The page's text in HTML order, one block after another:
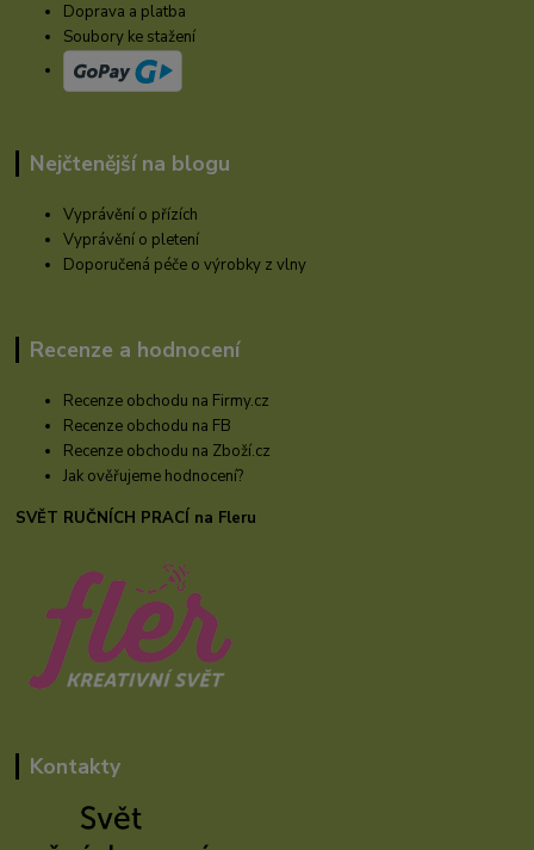
Doprava a platba
Soubory ke stažení
Nejčtenější na blogu
Vyprávění o přízích
Vyprávění o pletení
Doporučená péče o výrobky z vlny
Recenze a hodnocení
Recenze obchodu na Firmy.cz
Recenze obchodu na FB
Recenze obchodu na Zboží.cz
Jak ověřujeme hodnocení?
SVĚT RUČNÍCH PRACÍ na Fleru
Kontakty